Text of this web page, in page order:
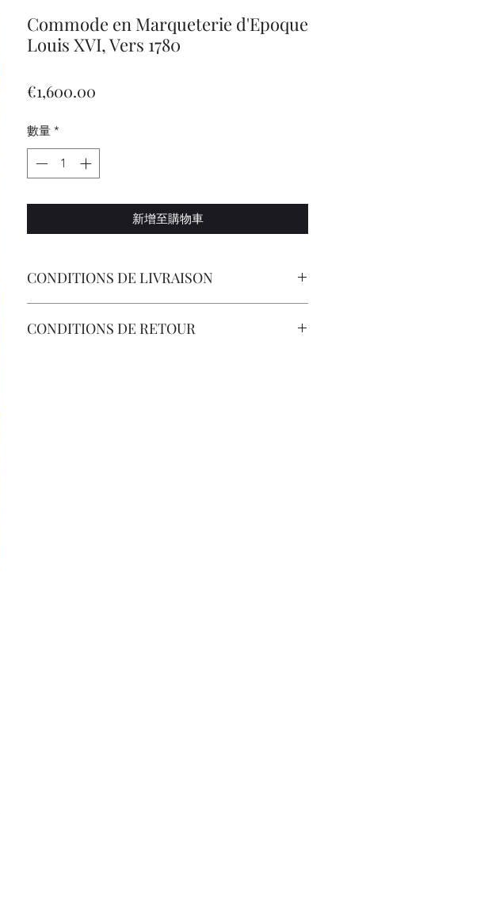
Commode en Marqueterie d'Epoque
Louis XVI, Vers 1780
€1,600.00
數量 *
新增至購物車
CONDITIONS DE LIVRAISON
CONDITIONS DE RETOUR